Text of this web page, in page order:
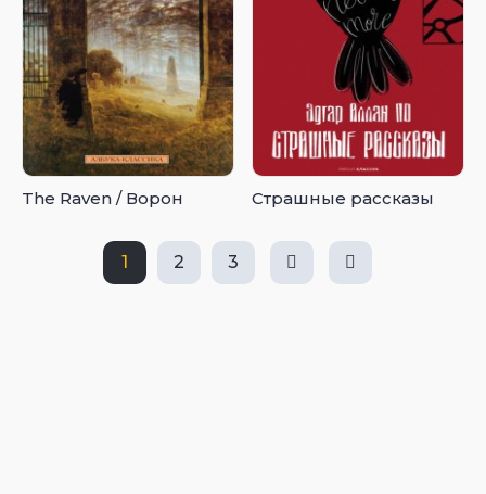
The Raven / Ворон Страшные рассказы
1 2 3